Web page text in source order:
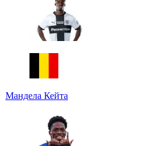
Мандела Кейта